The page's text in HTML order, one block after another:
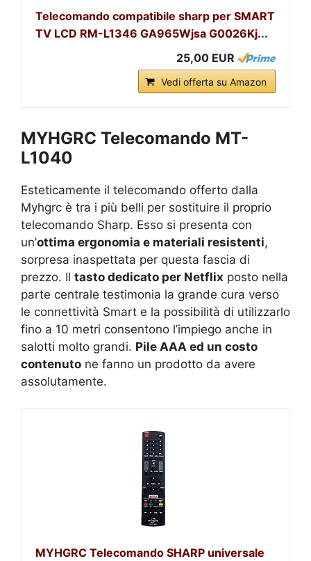
Telecomando compatibile sharp per SMART
TV LCD RM-L1346 GA965Wjsa G0026Kj...
25,00 EUR
Vedi offerta su Amazon
MYHGRC Telecomando MT-
L1040
Esteticamente il telecomando offerto dalla
Myhgrc è tra i più belli per sostituire il proprio
telecomando Sharp. Esso si presenta con
un’ottima ergonomia e materiali resistenti,
sorpresa inaspettata per questa fascia di
prezzo. Il tasto dedicato per Netflix posto nella
parte centrale testimonia la grande cura verso
le connettività Smart e la possibilità di utilizzarlo
fino a 10 metri consentono l’impiego anche in
salotti molto grandi. Pile AAA ed un costo
contenuto ne fanno un prodotto da avere
assolutamente.
MYHGRC Telecomando SHARP universale